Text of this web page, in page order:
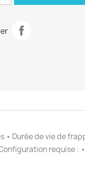
Durée de vie de
requise :